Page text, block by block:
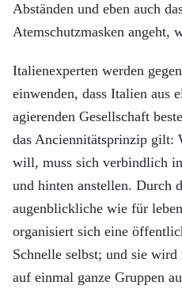
Abständen und eben auch
Atemschutzmasken angeht,
Italienexperten werden
einwenden, dass Italien aus
agierenden Gesellschaft
das Anciennitätsprinzip gilt:
will, muss sich verbindlich
und hinten anstellen. Durch
augenblickliche wie für
organisiert sich eine
Schnelle selbst; und sie
auf einmal ganze Gruppen